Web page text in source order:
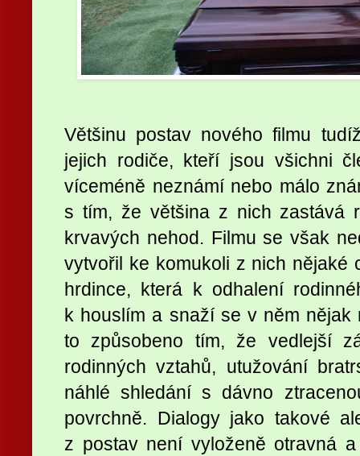
Většinu postav nového filmu
jejich rodiče, kteří jsou všichni
víceméně neznámí nebo málo
s tím, že většina z nich zastává
krvavých nehod. Filmu se však
vytvořil ke komukoli z nich nějaké
hrdince, která k odhalení
k houslím a snaží se v něm nějak
to způsobeno tím, že vedlejší
rodinných vztahů, utužování
náhlé shledání s dávno
povrchně. Dialogy jako takové
z postav není vyloženě otravná